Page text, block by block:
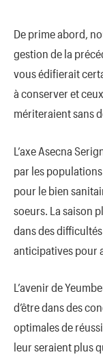
De prime abord,
gestion de la
vous édifierait
à conserver et
mériteraient sans
L’axe Asecna
par les
pour le bien
soeurs. La saison
dans des
anticipatives pour
L’avenir de
d’être dans des
optimales de
leur seraient plus